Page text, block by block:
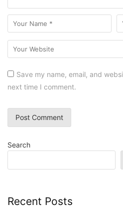
Save my name, email, and
next time I comment.
Search
Recent Posts